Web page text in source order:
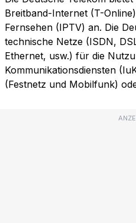
Breitband-Internet (T-
Fernsehen (IPTV) an. Die
technische Netze (ISDN,
Ethernet, usw.) für die
Kommunikationsdiensten
(Festnetz und Mobilfunk)